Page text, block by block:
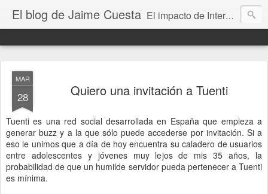
El blog de Jaime Cuesta El impacto de Internet en la sociedad visto con mis propios ojos
MAR
28 Quiero una invitación a Tuenti
Tuenti es una red social desarrollada en España que empieza a
generar buzz y a la que sólo puede accederse por invitación. Si a
eso le unimos que a día de hoy encuentra su caladero de usuarios
entre adolescentes y jóvenes muy lejos de mis 35 años, la
probabilidad de que un humilde servidor pueda pertenecer a Tuenti
es mínima.